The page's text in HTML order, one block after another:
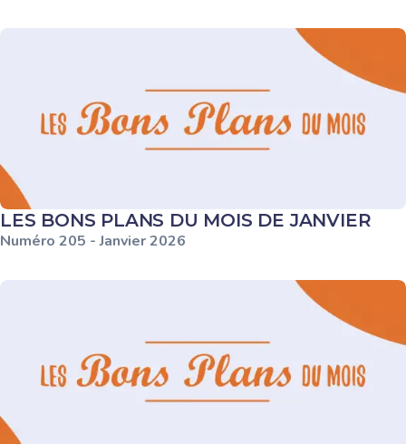
LES BONS PLANS DU MOIS DE JANVIER
Numéro 205 - Janvier2026